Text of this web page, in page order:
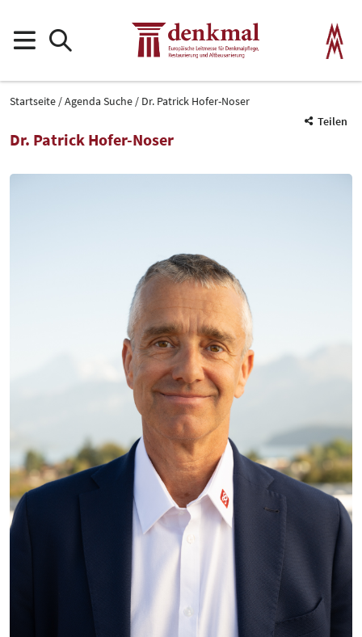
Startseite Agenda Suche
Dr. Patrick Hofer-Noser
Teilen
Dr. Patrick Hofer-Noser